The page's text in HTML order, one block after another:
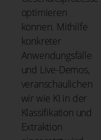
optimieren
können. Mithilfe
konkreter
Anwendungsfälle
und Live-Demos,
veranschaulichen
wir wie KI in der
Klassifikation und
Extraktion